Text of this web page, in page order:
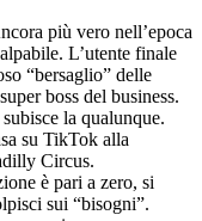
più vero nell’epoca
L’utente finale
“bersaglio” delle
boss del business.
la qualunque.
su TikTok alla
Circus.
è pari a zero, si
sui “bisogni”.